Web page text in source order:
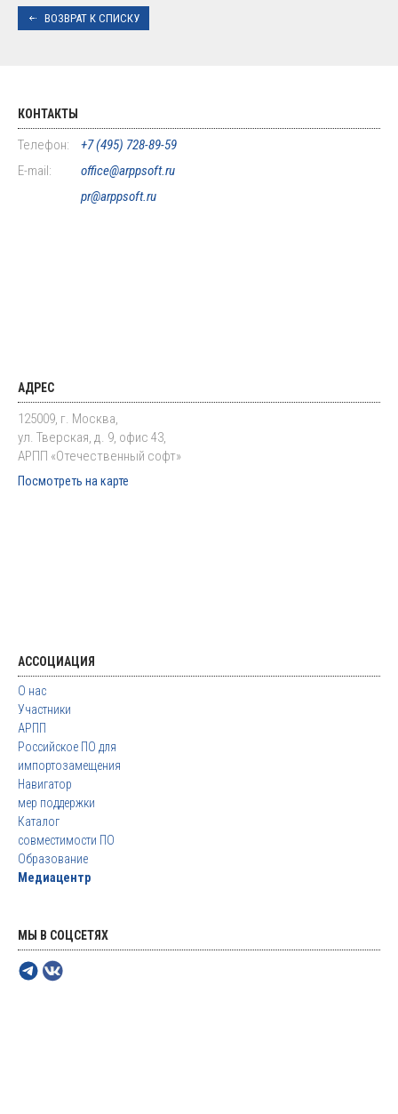
ВОЗВРАТ К СПИСКУ
КОНТАКТЫ
Телефон:
+7 (495) 728-89-59
E-mail:
office@arppsoft.ru
pr@arppsoft.ru
АДРЕС
125009, г. Москва,
ул. Тверская, д. 9, офис 43,
АРПП «Отечественный софт»
Посмотреть на карте
АССОЦИАЦИЯ
О нас
Участники
АРПП
Российское ПО для
импортозамещения
Навигатор
мер поддержки
Каталог
совместимости ПО
Образование
Медиацентр
МЫ В СОЦСЕТЯХ